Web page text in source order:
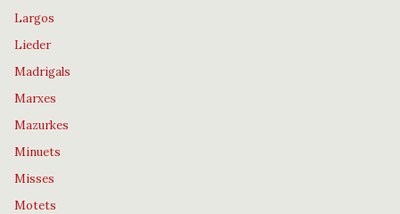
Largos
Lieder
Madrigals
Marxes
Mazurkes
Minuets
Misses
Motets